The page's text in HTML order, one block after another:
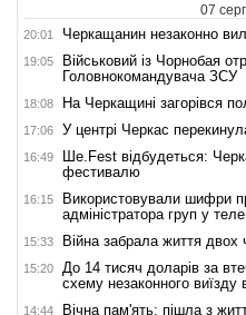
07
20:01 Черкащанин незаконно
19:05
Військовий із Чорнобая
Головнокомандувача ЗСУ
18:08 На Черкащині загорівся
17:06 У центрі Черкас
16:49
Ше.Fest відбудеться:
фестивалю
16:15
Використовували шифри
адміністратора груп у
15:33 Війна забрала життя двох
15:20
До 14 тисяч доларів за
схему незаконного виїзду
14:44 Вічна пам'ять: пішла з